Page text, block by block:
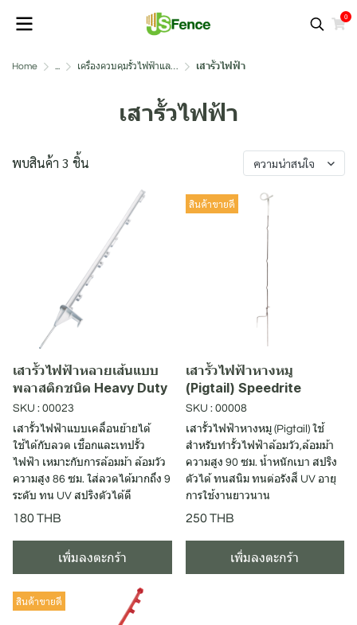
0
Home ... เครื่องควบคุมรั้วไฟฟ้าและอุปกรณ์ เสารั้วไฟฟ้า
เสารั้วไฟฟ้า
พบสินค้า 3 ชิ้น ความน่าสนใจ
เสารั้วไฟฟ้าหลายเส้นแบบ
พลาสติกชนิด Heavy Duty
SKU : 00023
เสารั้วไฟฟ้าแบบเคลื่อนย้ายได้
ใช้ได้กับลวด เชือกและเทปรั้ว
ไฟฟ้า เหมาะกับการล้อมม้า ล้อมวัว
ความสูง 86 ซม. ใส่ลวดได้มากถึง 9
ระดับ ทน UV สปริงตัวได้ดี
180 THB
เพิ่มลงตะกร้า
สินค้าขายดี
เสารั้วไฟฟ้าหางหมู
(Pigtail) Speedrite
SKU : 00008
เสารั้วไฟฟ้าหางหมู (Pigtail) ใช้
สำหรับทำรั้วไฟฟ้าล้อมวัว,ล้อมม้า
ความสูง 90 ซม. น้ำหนักเบา สปริง
ตัวได้ ทนสนิม ทนต่อรังสี UV อายุ
การใช้งานยาวนาน
250 THB
เพิ่มลงตะกร้า
สินค้าขายดี